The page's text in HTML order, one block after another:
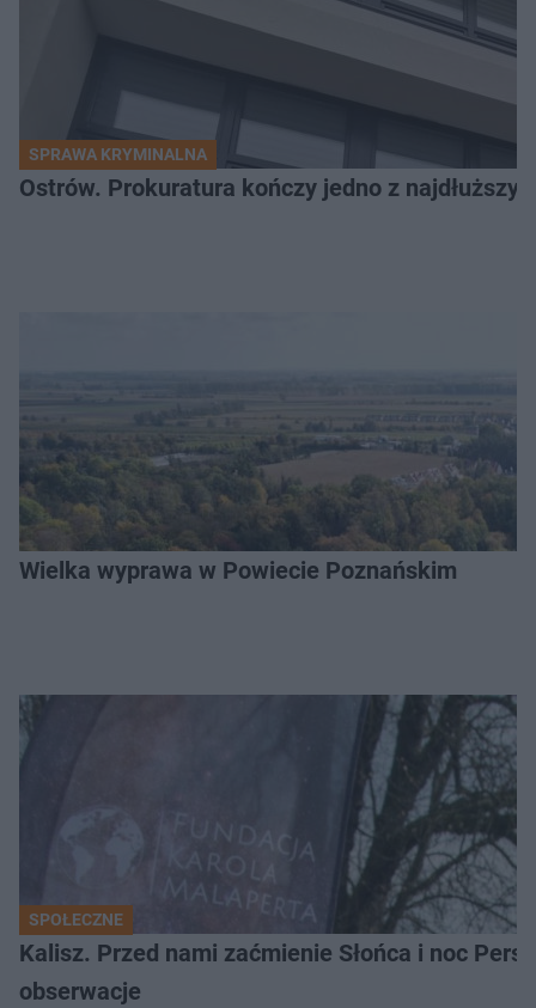
SPRAWA KRYMINALNA
Ostrów. Prokuratura kończy jedno z
Wielka wyprawa w Powiecie Poznańskim
SPOŁECZNE
Kalisz. Przed nami zaćmienie Słońca i noc
obserwacje